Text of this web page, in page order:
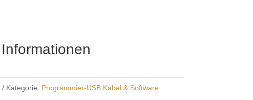
Kategorie: Programmier-USB Kabel & Software